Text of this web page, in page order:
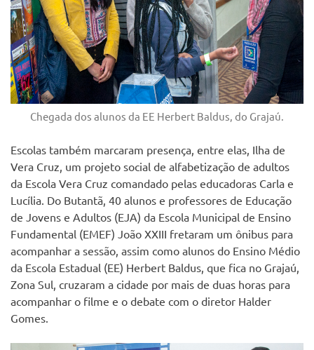
Chegada dos alunos da EE Herbert Baldus, do Grajaú.
Escolas também marcaram presença, entre elas, Ilha de
Vera Cruz, um projeto social de alfabetização de adultos
da Escola Vera Cruz comandado pelas educadoras Carla e
Lucília. Do Butantã, 40 alunos e professores de Educação
de Jovens e Adultos (EJA) da Escola Municipal de Ensino
Fundamental (EMEF) João XXIII fretaram um ônibus para
acompanhar a sessão, assim como alunos do Ensino Médio
da Escola Estadual (EE) Herbert Baldus, que fica no Grajaú,
Zona Sul, cruzaram a cidade por mais de duas horas para
acompanhar o filme e o debate com o diretor Halder
Gomes.